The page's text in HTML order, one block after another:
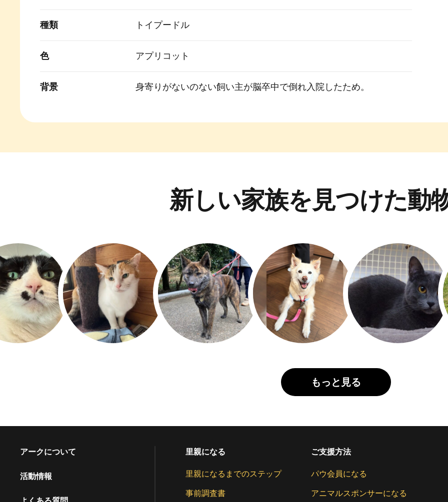
種類 トイプードル
色 アプリコット
背景 身寄りがないのない飼い主が脳卒中で倒れ入院したため。
新しい家族を見つけた動
もっと見る
アークについて
活動情報
里親になる
里親になるまでのステップ
事前調査書
ご支援方法
パウ会員になる
アニマルスポンサーになる